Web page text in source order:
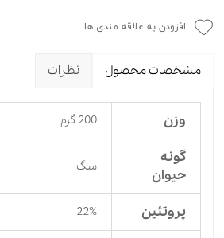
افزودن به علاقه مندی ها
مشخصات محصول نظرات
وزن 200 گرم
گونه
حیوان
سگ
پروتئین 22%